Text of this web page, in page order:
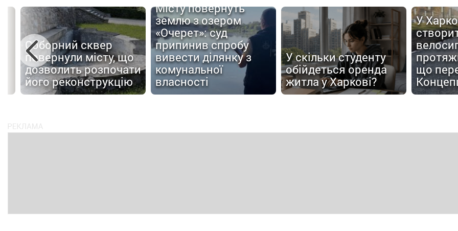
Соборний сквер
повернули місту, що
дозволить розпочати
його реконструкцію
Місту повернуть
землю з озером
«Очерет»: суд
припинив спробу
вивести ділянку з
комунальної
власності
У скільки студенту
обійдеться оренда
житла у Харкові?
У
що